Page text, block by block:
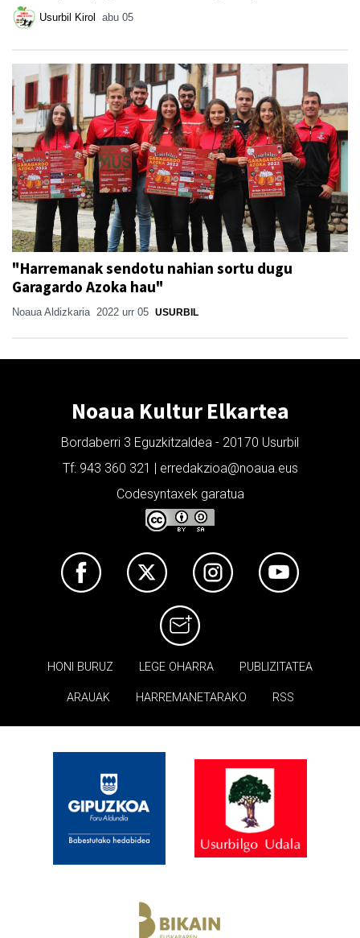
Usurbil Kirol abu 05
"Harremanak sendotu nahian sortu dugu
Garagardo Azoka hau"
Noaua Aldizkaria 2022 urr 05 USURBIL
Noaua Kultur Elkartea
Bordaberri 3 Eguzkitzaldea - 20170 Usurbil
Tf: 943 360 321 | erredakzioa@noaua.eus
Codesyntaxek garatua
HONI BURUZ LEGE OHARRA PUBLIZITATEA
ARAUAK HARREMANETARAKO RSS